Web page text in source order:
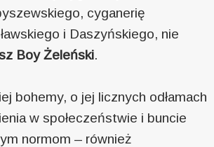
cyganerię
i Daszyńskiego, nie
Boy Żeleński.
bohemy, o jej licznych odłamach
w społeczeństwie i buncie
normom – również